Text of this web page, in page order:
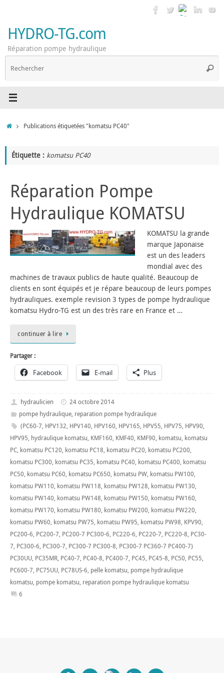
contenu
HYDRO-TG.com
Réparation pompe hydraulique
AccueilPublications étiquetées "komatsu PC40"
Étiquette : komatsu PC40
Réparation Pompe
Hydraulique KOMATSU
KOMATSU la grande
marque Japonaise
est un des leaders
mondial avec des
machines de travaux publics de haute qualité. Beaucoup de
clients en sont équipés et je répare beaucoup de leurs pompes
hydrauliques. exemple revision 3 types de pompe hydraulique
komatsu Hydro-TG est un des très rare en France et …
continuer à lire
Partager :
Facebook E-mail Plus
hydraulicien
24 octobre 2014
pompe hydraulique, reparation pompe hydraulique
(PC60-7, HPV132, HPV140, HPV160, HPV165, HPV55, HPV75, HPV90,
HPV95, hydraulique komatsu, KMF160, KMF40, KMF90, komatsu, komatsu
PC, komatsu PC120, komatsu PC18, komatsu PC20, komatsu PC200,
komatsu PC300, komatsu PC35, komatsu PC40, komatsu PC400, komatsu
PC50, komatsu PC60, komatsu PC650, komatsu PW, komatsu PW100,
komatsu PW110, komatsu PW118, komatsu PW128, komatsu PW130,
komatsu PW140, komatsu PW148, komatsu PW150, komatsu PW160,
komatsu PW170, komatsu PW180, komatsu PW200, komatsu PW220,
komatsu PW60, komatsu PW75, komatsu PW95, komatsu PW98, KPV90,
PC200-6, PC200-7, PC200-7 PC300-6, PC220-6, PC220-7, PC220-8, PC30-
7, PC300-6, PC300-7, PC300-7 PC300-8, PC300-7 PC360-7 PC400-7)
PC30UU, PC35MR, PC40-7, PC40-8, PC400-7, PC45, PC45-8, PC50, PC55,
PC600-7, PC75UU, PC78US-6, pelle komatsu, pompe hydraulique
komatsu, pompe komatsu, reparation pompe hydraulique komatsu
6